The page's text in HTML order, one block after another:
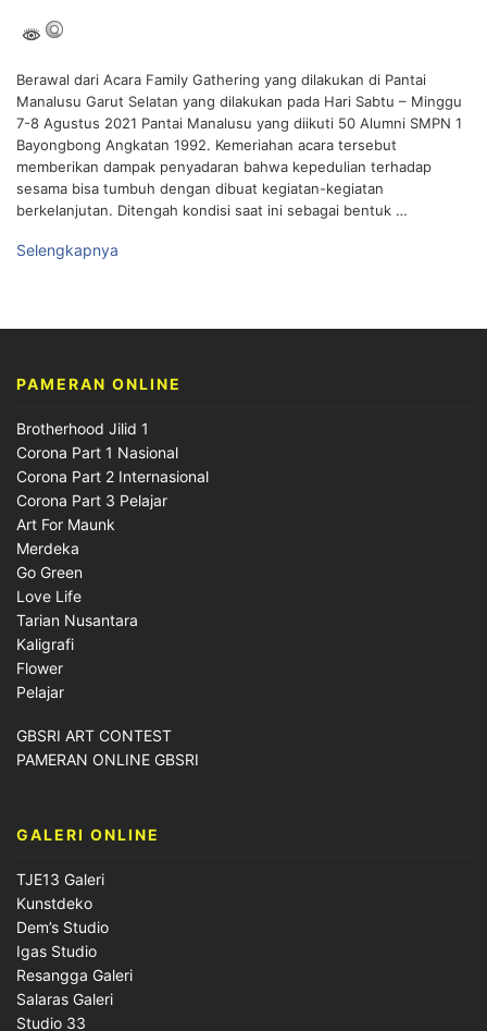
Berawal dari Acara Family Gathering yang dilakukan di Pantai
Manalusu Garut Selatan yang dilakukan pada Hari Sabtu – Minggu
7-8 Agustus 2021 Pantai Manalusu yang diikuti 50 Alumni SMPN 1
Bayongbong Angkatan 1992. Kemeriahan acara tersebut
memberikan dampak penyadaran bahwa kepedulian terhadap
sesama bisa tumbuh dengan dibuat kegiatan-kegiatan
berkelanjutan. Ditengah kondisi saat ini sebagai bentuk …
Selengkapnya
PAMERAN ONLINE
Brotherhood Jilid 1
Corona Part 1 Nasional
Corona Part 2 Internasional
Corona Part 3 Pelajar
Art For Maunk
Merdeka
Go Green
Love Life
Tarian Nusantara
Kaligrafi
Flower
Pelajar
GBSRI ART CONTEST
PAMERAN ONLINE GBSRI
GALERI ONLINE
TJE13 Galeri
Kunstdeko
Dem’s Studio
Igas Studio
Resangga Galeri
Salaras Galeri
Studio 33